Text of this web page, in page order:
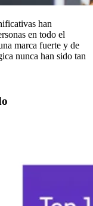
han
en todo el
marca fuerte y de
nunca han sido tan